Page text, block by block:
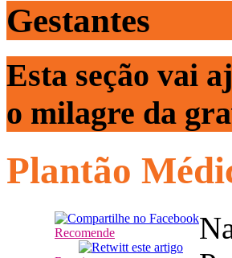
Gestantes
Esta seção vai
o milagre da
Plantão
Recomende